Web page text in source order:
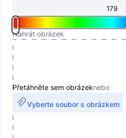
Nahrát obrázek
Přetáhněte sem obrázeknebo
Vyberte soubor s obrázkem